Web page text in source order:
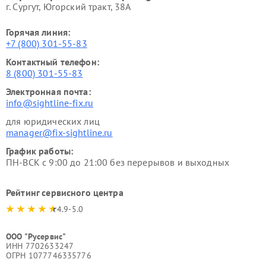
г. Сургут, Югорский тракт, 38А
Горячая линия:
+7 (800) 301-55-83
Контактный телефон:
8 (800) 301-55-83
Электронная почта:
info@sightline-fix.ru
для юридических лиц
manager@fix-sightline.ru
График работы:
ПН-ВСК с 9:00 до 21:00 без перерывов и выходных
Рейтинг сервисного центра
4.9-5.0
ООО "Русервис"
ИНН 7702633247
ОГРН 1077746335776